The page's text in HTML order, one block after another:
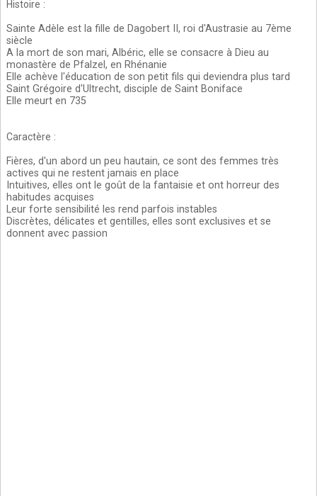
Histoire :
Sainte Adèle est la fille de Dagobert II, roi d'Austrasie au 7ème
siècle
A la mort de son mari, Albéric, elle se consacre à Dieu au
monastère de Pfalzel, en Rhénanie
Elle achève l'éducation de son petit fils qui deviendra plus tard
Saint Grégoire d'Ultrecht, disciple de Saint Boniface
Elle meurt en 735
Caractère :
Fières, d'un abord un peu hautain, ce sont des femmes très
actives qui ne restent jamais en place
Intuitives, elles ont le goût de la fantaisie et ont horreur des
habitudes acquises
Leur forte sensibilité les rend parfois instables
Discrètes, délicates et gentilles, elles sont exclusives et se
donnent avec passion